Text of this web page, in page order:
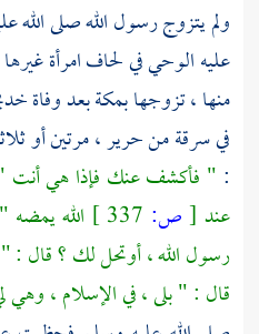
ولم يتزوج رسول الله صلى الله
عليه الوحي في لحاف امرأة
منها ، تزوجهابمكةبعد وفاة
في سرقة من حرير ، مرتين أو
: " فأكشف عنك فإذا هي
عند [ص:
الله
رسول الله ، أوتحل لك ؟ قال
قال : " بلى ، في الإسلام ،